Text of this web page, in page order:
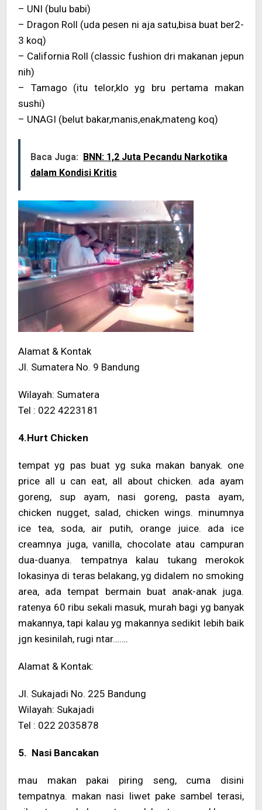
– UNI (bulu babi)
– Dragon Roll (uda pesen ni aja satu,bisa buat ber2-
3 koq)
– California Roll (classic fushion dri makanan jepun
nih)
– Tamago (itu telor,klo yg bru pertama makan
sushi)
– UNAGI (belut bakar,manis,enak,mateng koq)
Baca Juga: BNN: 1,2 Juta Pecandu Narkotika
dalam Kondisi Kritis
Alamat & Kontak
Jl. Sumatera No. 9 Bandung
Wilayah: Sumatera
Tel : 022 4223181
4.Hurt Chicken
tempat yg pas buat yg suka makan banyak. one
price all u can eat, all about chicken. ada ayam
goreng, sup ayam, nasi goreng, pasta ayam,
chicken nugget, salad, chicken wings. minumnya
ice tea, soda, air putih, orange juice. ada ice
creamnya juga, vanilla, chocolate atau campuran
dua-duanya. tempatnya kalau tukang merokok
lokasinya di teras belakang, yg didalem no smoking
area, ada tempat bermain buat anak-anak juga.
ratenya 60 ribu sekali masuk, murah bagi yg banyak
makannya, tapi kalau yg makannya sedikit lebih baik
jgn kesinilah, rugi ntar…….
Alamat & Kontak:
Jl. Sukajadi No. 225 Bandung
Wilayah: Sukajadi
Tel : 022 2035878
5. Nasi Bancakan
mau makan pakai piring seng, cuma disini
tempatnya. makan nasi liwet pake sambel terasi,